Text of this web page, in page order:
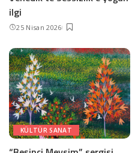
ilgi
25 Nisan 2026
KÜLTÜR SANAT